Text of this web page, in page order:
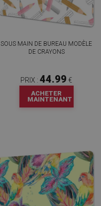
SOUS MAIN DE BUREAU MODÈLE
DE CRAYONS
PRIX : 44.99 €
ACHETER
MAINTENANT